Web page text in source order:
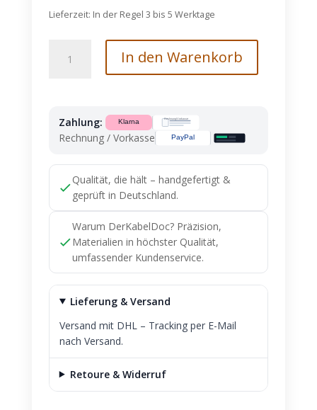
Lieferzeit: In der Regel 3 bis 5 Werktage
Drosselklappe
Mercedes-
Generalüberholt
Menge
In den Warenkorb
Zahlung:
Rechnung / Vorkasse
Qualität, die hält – handgefertigt &
geprüft in Deutschland.
Warum DerKabelDoc? Präzision,
Materialien in höchster Qualität,
umfassender Kundenservice.
Lieferung & Versand
Versand mit DHL – Tracking per E-Mail
nach Versand.
Retoure & Widerruf